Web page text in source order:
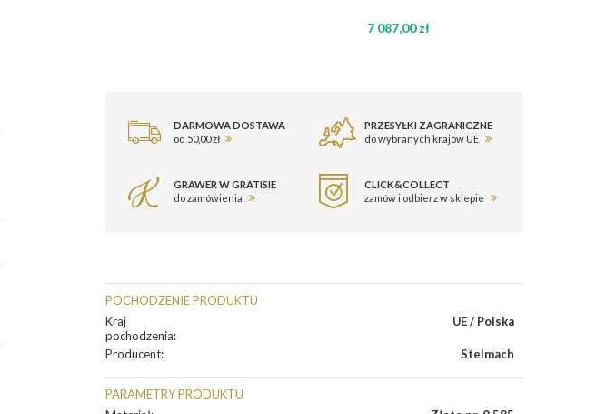
7 087,00 zł
DARMOWA DOSTAWA
od 50,00 zł
PRZESYŁKI ZAGRANICZNE
do wybranych krajów UE
GRAWER W GRATISIE
do zamówienia
CLICK&COLLECT
zamów i odbierz w sklepie
POCHODZENIE PRODUKTU
Kraj
pochodzenia:
UE / Polska
Producent: Stelmach
PARAMETRY PRODUKTU